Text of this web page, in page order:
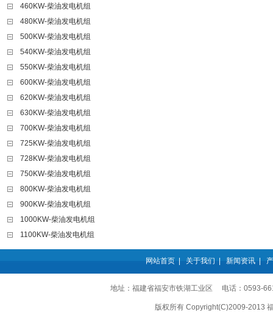
460KW-柴油发电机组
480KW-柴油发电机组
500KW-柴油发电机组
540KW-柴油发电机组
550KW-柴油发电机组
600KW-柴油发电机组
620KW-柴油发电机组
630KW-柴油发电机组
700KW-柴油发电机组
725KW-柴油发电机组
728KW-柴油发电机组
750KW-柴油发电机组
800KW-柴油发电机组
900KW-柴油发电机组
1000KW-柴油发电机组
1100KW-柴油发电机组
网站首页| 关于我们 新闻资讯|
地址：福建省福安市铁湖工业区 电话：0593-
版权所有 Copyright(C)2009-2013